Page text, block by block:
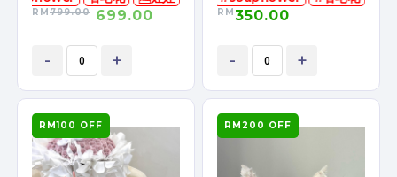
RM799.00 699.00
- +
RM350.00
- +
RM100 OFF RM200 OFF